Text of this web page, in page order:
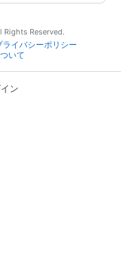
Reserved.
ライバシーポリシー
いて
ン